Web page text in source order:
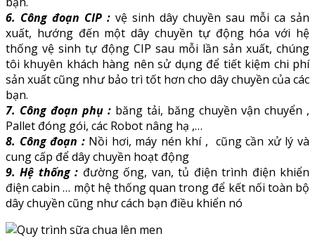
6. Công đoạn CIP : vệ sinh dây chuyền sau mỗi ca sản
xuất, hướng đến một dây chuyền tự động hóa với hệ
thống vệ sinh tự động CIP sau mỗi lần sản xuất, chúng
tôi khuyên khách hàng nên sử dụng để tiết kiệm chi phí
sản xuất cũng như bảo trì tốt hơn cho dây chuyền của các
bạn.
7. Công đoạn phụ : băng tải, băng chuyền vận chuyển ,
Pallet đóng gói, các Robot nâng hạ ,…
8. Công đoạn : Nồi hơi, máy nén khí , cũng cần xử lý và
cung cấp để dây chuyền hoạt động
9. Hệ thống : đường ống, van, tủ điện trình điện khiển
điện cabin … một hệ thống quan trong để kết nối toàn bộ
dây chuyền cũng như cách bạn điều khiển nó